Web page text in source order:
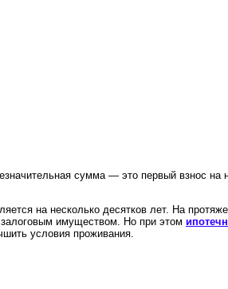
сумма — это первый взнос на
на несколько десятков лет. На
залоговым имуществом. Но при этом
условия проживания.